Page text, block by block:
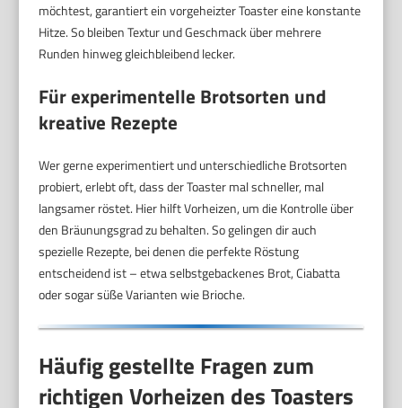
möchtest, garantiert ein vorgeheizter Toaster eine konstante
Hitze. So bleiben Textur und Geschmack über mehrere
Runden hinweg gleichbleibend lecker.
Für experimentelle Brotsorten und
kreative Rezepte
Wer gerne experimentiert und unterschiedliche Brotsorten
probiert, erlebt oft, dass der Toaster mal schneller, mal
langsamer röstet. Hier hilft Vorheizen, um die Kontrolle über
den Bräunungsgrad zu behalten. So gelingen dir auch
spezielle Rezepte, bei denen die perfekte Röstung
entscheidend ist – etwa selbstgebackenes Brot, Ciabatta
oder sogar süße Varianten wie Brioche.
Häufig gestellte Fragen zum
richtigen Vorheizen des Toasters